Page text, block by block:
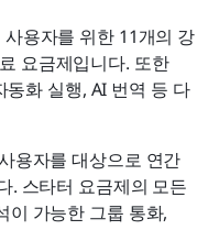
사용자를 위한 11개의 강
요금제입니다. 또한
동화 실행, AI 번역 등 다
용자를 대상으로 연간
. 스타터 요금제의 모든
이 가능한 그룹 통화,